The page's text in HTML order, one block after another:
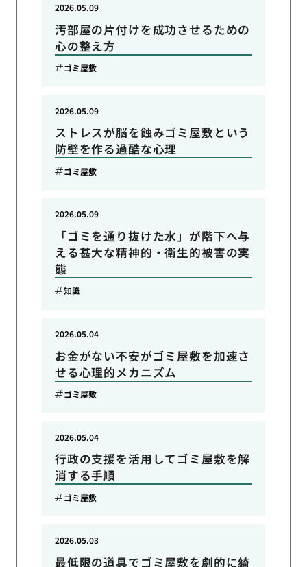
汚部屋の片付けを成功させるための
心の整え方
2026.05.09
ゴミ屋敷
ストレスが脳を蝕みゴミ屋敷という
防壁を作る過酷な心理
2026.05.09
ゴミ屋敷
「ゴミを通り抜けた水」が階下へ与
える甚大な精神的・衛生的被害の実
態
2026.05.09
知識
お金がない不安がゴミ屋敷を加速さ
せる心理的メカニズム
2026.05.04
ゴミ屋敷
行政の支援を活用してゴミ屋敷を解
消する手順
2026.05.04
ゴミ屋敷
最低限の道具でゴミ屋敷を劇的に綺
2026.05.03